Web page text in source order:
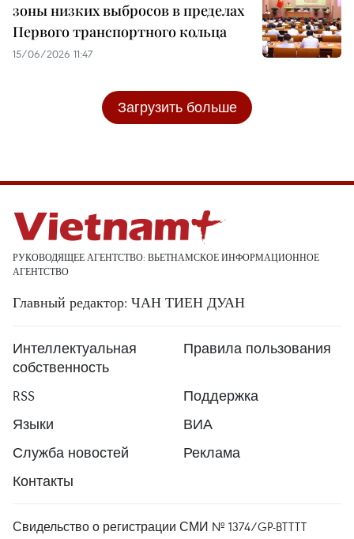
зоны низких выбросов в пределах
Первого транспортного кольца
15/06/2026 11:47
Загрузить больше
РУКОВОДЯЩЕЕ АГЕНТСТВО: ВЬЕТНАМСКОЕ ИНФОРМАЦИОННОЕ
АГЕНТСТВО
Главный редактор: ЧАН ТИЕН ДУАН
Интеллектуальная
собственность
Правила пользования
RSS
Поддержка
Языки
ВИА
Служба новостей
Реклама
Контакты
Свидельство о регистрации СМИ № 1374/GP-BTTTT